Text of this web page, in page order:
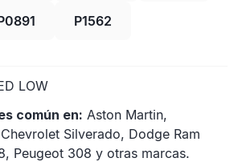
P1562
LOW
común en: Aston Martin,
Silverado, Dodge Ram
Peugeot 308 y otras marcas.